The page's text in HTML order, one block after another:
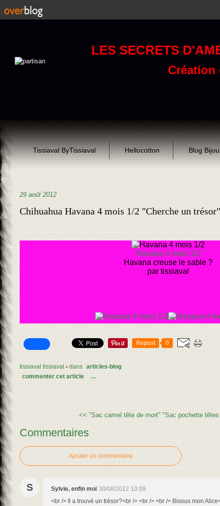
LES SECRETS
Création
Tissiaval ByTissiaval Hellocotton Blog
29 août 2012
Chihuahua Havana 4 mois 1/2 "Cherche un trésor"
Havana 4 mois 1/2
Havana creuse le sable ?
par tissiaval
Repost 0
tissiaval tissiaval -dans articles-blog
commenter cet article
…
<< "Sac camel tête de mort" "Sac pochette
Commentaires
Ajouter un commentaire
S Sylvie, enfin moi 30/08/2012 10:09
<br /> Il a trouvé un trésor?<br /> <br /> <br /> Bisous mon